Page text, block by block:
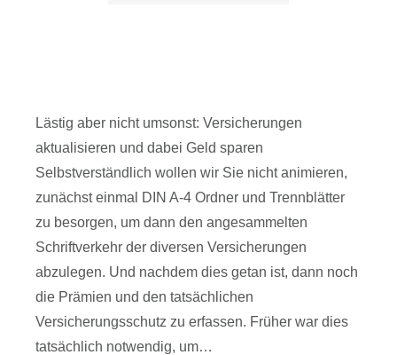
Lästig aber nicht umsonst: Versicherungen
aktualisieren und dabei Geld sparen
Selbstverständlich wollen wir Sie nicht animieren,
zunächst einmal DIN A-4 Ordner und Trennblätter
zu besorgen, um dann den angesammelten
Schriftverkehr der diversen Versicherungen
abzulegen. Und nachdem dies getan ist, dann noch
die Prämien und den tatsächlichen
Versicherungsschutz zu erfassen. Früher war dies
tatsächlich notwendig, um…